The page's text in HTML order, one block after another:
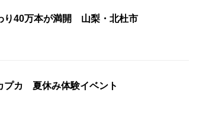
り40万本が満開 山梨・北杜市
プカ 夏休み体験イベント